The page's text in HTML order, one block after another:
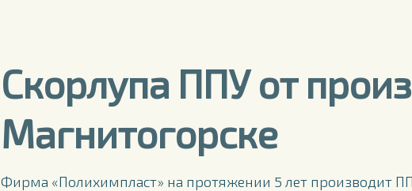
Скорлупа ППУ от
Магнитогорске
Фирма «Полихимпласт» на протяжении 5 лет производит